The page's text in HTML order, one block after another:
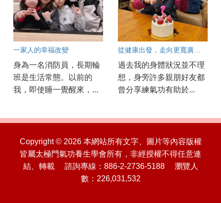
一家人的幸福改變
身為一名消防員，長期輪
班是生活常態。以前的
我，即使睡一覺醒來，...
從健康出發，走向更寬廣的人生
過去我的身體狀況並不理
想，身旁許多親朋好友都
曾分享練氣功有助於...
Copyright © 2026 本網站所有文字、圖片等內容版權
皆屬太極門氣功養生學會所有，非經授權不得任意連
結、轉載 諮詢專線：886-2-2736-5188 瀏覽人
數：226,031,532